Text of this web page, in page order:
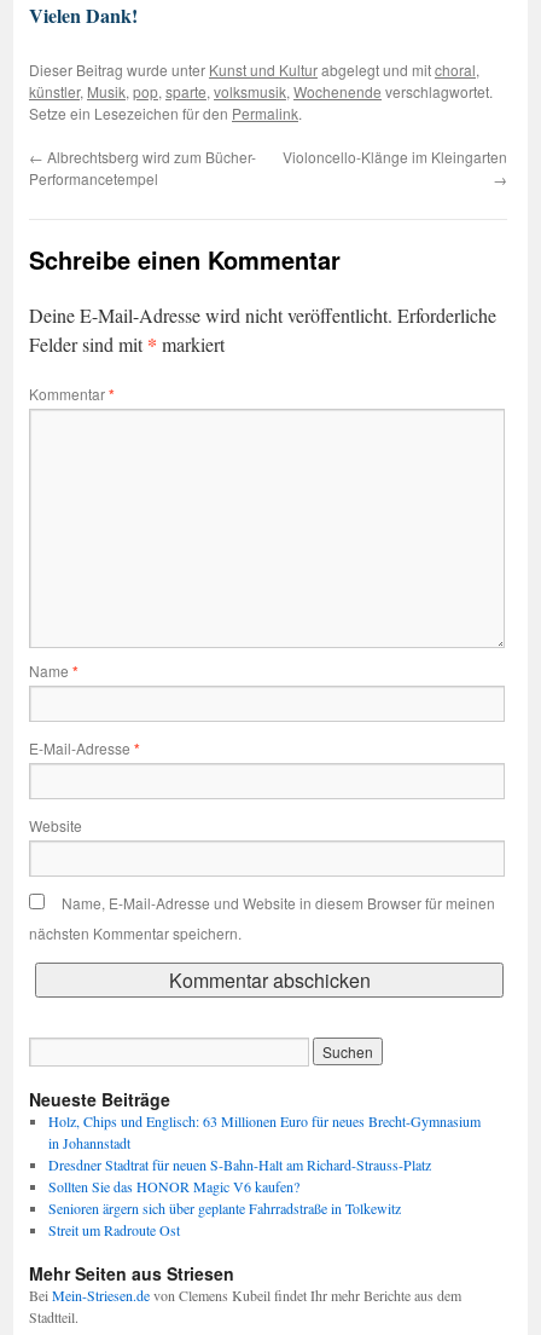
Vielen Dank!
Dieser Beitrag wurde unter Kunst und Kulturabgelegt und mitchoral,
künstler, Musik,pop,sparte,volksmusik,Wochenende verschlagwortet.
Setze ein Lesezeichen für den Permalink.
← Albrechtsberg wird zum Bücher-
Performancetempel
Violoncello-Klänge im Kleingarten
→
Schreibe einen Kommentar
Deine E-Mail-Adresse wird nicht veröffentlicht. Erforderliche
Felder sind mit* markiert
Kommentar*
Name *
E-Mail-Adresse *
Website
Name, E-Mail-Adresse und Website in diesem Browser für meinen
nächsten Kommentar speichern.
Neueste Beiträge
Holz, Chips und Englisch: 63 Millionen Euro für neues Brecht-Gymnasium
in Johannstadt
Dresdner Stadtrat für neuen S-Bahn-Halt am Richard-Strauss-Platz
Sollten Sie das HONOR Magic V6 kaufen?
Senioren ärgern sich über geplante Fahrradstraße in Tolkewitz
Streit um Radroute Ost
Mehr Seiten aus Striesen
BeiMein-Striesen.devon Clemens Kubeil findet Ihr mehr Berichte aus dem
Stadtteil.